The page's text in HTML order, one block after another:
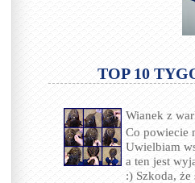
TOP 10
Wianek z
Co powiecie
Uwielbiam
a ten jest
:) Szkoda, że